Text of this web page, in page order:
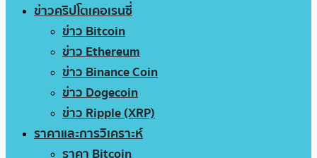
ข่าวคริปโตเคอเรนซี่
ข่าว Bitcoin
ข่าว Ethereum
ข่าว Binance Coin
ข่าว Dogecoin
ข่าว Ripple (XRP)
ราคาและการวิเคราะห์